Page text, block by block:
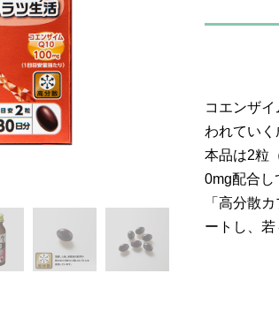
コエンザ
われていく
本品は2粒
0mg配合し
「高分散
ートし、若